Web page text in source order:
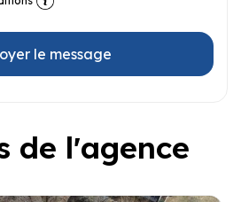
le message
de l'agence